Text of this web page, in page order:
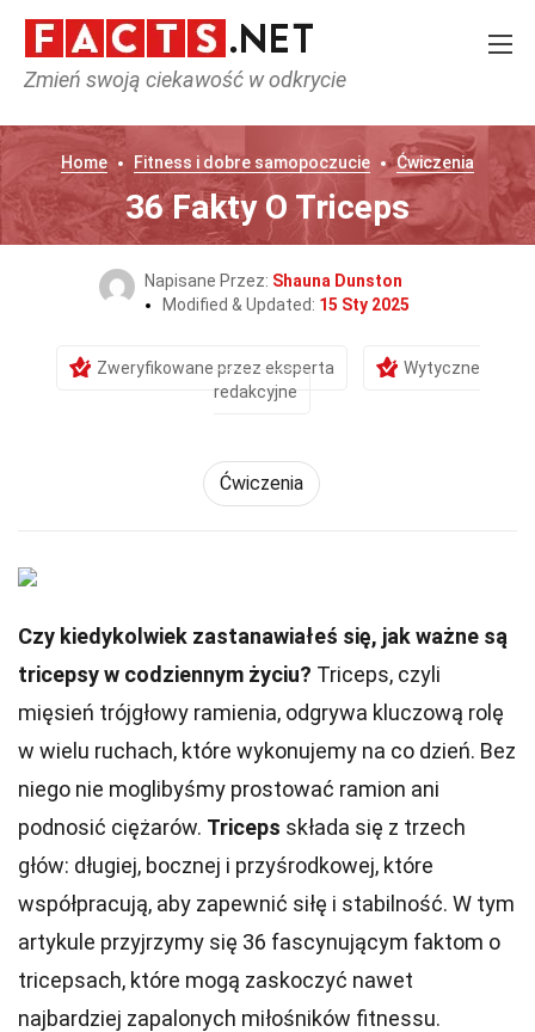
Zmień swoją ciekawość w odkrycie
Home Fitness i dobre samopoczucie Ćwiczenia
36 Fakty O Triceps
Napisane Przez: Shauna Dunston
Modified & Updated: 15 Sty 2025
Zweryfikowane przez eksperta
Wytyczne
redakcyjne
Ćwiczenia
Czy kiedykolwiek zastanawiałeś się, jak ważne są
tricepsy w codziennym życiu? Triceps, czyli
mięsień trójgłowy ramienia, odgrywa kluczową rolę
w wielu ruchach, które wykonujemy na co dzień. Bez
niego nie moglibyśmy prostować ramion ani
podnosić ciężarów. Triceps składa się z trzech
głów: długiej, bocznej i przyśrodkowej, które
współpracują, aby zapewnić siłę i stabilność. W tym
artykule przyjrzymy się 36 fascynującym faktom o
tricepsach, które mogą zaskoczyć nawet
najbardziej zapalonych miłośników fitnessu.